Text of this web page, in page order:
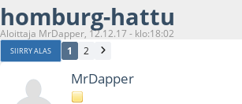
homburg-hattu
Aloittaja MrDapper, 12.12.17 - klo:18:02
SIIRRY ALAS 1 2
MrDapper